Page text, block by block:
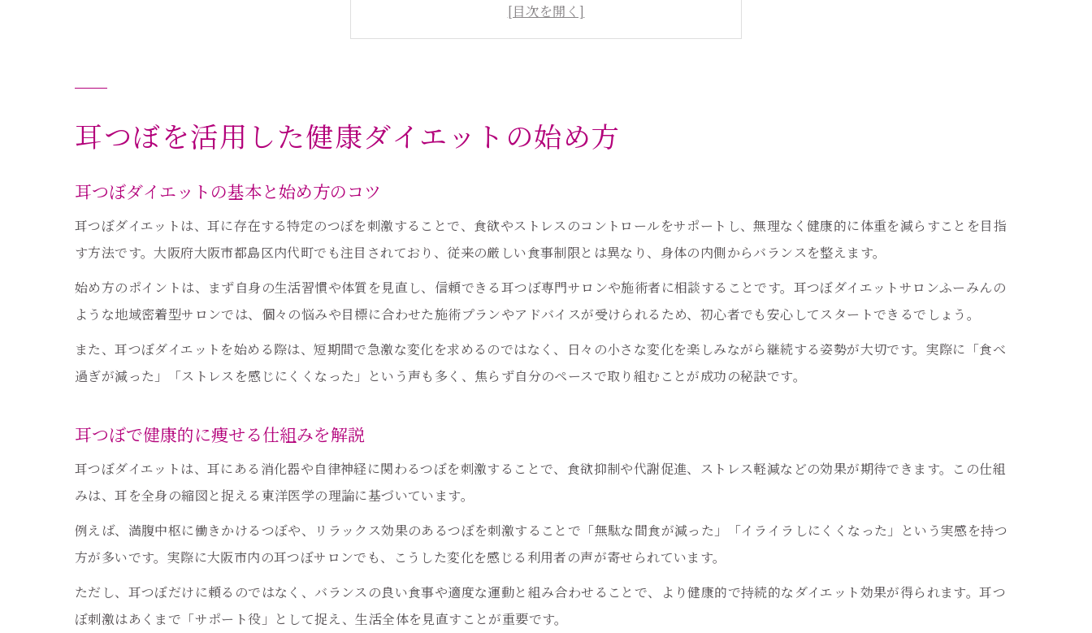
耳つぼダイエットは怪しい？正しい知識を知る
耳つぼを使った無理のないダイエット計画
耳つぼ刺激による食欲抑制のメカニズム
耳つぼと食事管理の併用で満足感を高める方法
耳つぼ刺激は本当に痩せる効果があるのか
無理なく痩せる耳つぼダイエットの実践ポイント
耳つぼで無理なく続くダイエット習慣の作り方
耳つぼダイエットで痩せるための実践的ステップ
リバウンドしない耳つぼ活用のポイント
継続しやすい耳つぼの刺激タイミングとコツ
日常に取り入れやすい耳つぼ刺激のタイミング
耳つぼダイエットの効果を高める刺激のコツ
耳つぼで継続しやすい習慣を作るポイント
耳つぼダイエットは生活リズムの見直しが鍵
継続に必要な耳つぼの押し方とサイクル
耳つぼを活用した健康ダイエットの始め方
耳つぼダイエットの基本と始め方のコツ
耳つぼダイエットは、耳に存在する特定のつぼを刺激することで、食欲やストレスのコントロールをサポートし、無理なく健康的に体重を減らすことを目指
す方法です。大阪府大阪市都島区内代町でも注目されており、従来の厳しい食事制限とは異なり、身体の内側からバランスを整えます。
始め方のポイントは、まず自身の生活習慣や体質を見直し、信頼できる耳つぼ専門サロンや施術者に相談することです。耳つぼダイエットサロンふーみんの
ような地域密着型サロンでは、個々の悩みや目標に合わせた施術プランやアドバイスが受けられるため、初心者でも安心してスタートできるでしょう。
また、耳つぼダイエットを始める際は、短期間で急激な変化を求めるのではなく、日々の小さな変化を楽しみながら継続する姿勢が大切です。実際に「食べ
過ぎが減った」「ストレスを感じにくくなった」という声も多く、焦らず自分のペースで取り組むことが成功の秘訣です。
耳つぼで健康的に痩せる仕組みを解説
耳つぼダイエットは、耳にある消化器や自律神経に関わるつぼを刺激することで、食欲抑制や代謝促進、ストレス軽減などの効果が期待できます。この仕組
みは、耳を全身の縮図と捉える東洋医学の理論に基づいています。
例えば、満腹中枢に働きかけるつぼや、リラックス効果のあるつぼを刺激することで「無駄な間食が減った」「イライラしにくくなった」という実感を持つ
方が多いです。実際に大阪市内の耳つぼサロンでも、こうした変化を感じる利用者の声が寄せられています。
ただし、耳つぼだけに頼るのではなく、バランスの良い食事や適度な運動と組み合わせることで、より健康的で持続的なダイエット効果が得られます。耳つ
ぼ刺激はあくまで「サポート役」として捉え、生活全体を見直すことが重要です。